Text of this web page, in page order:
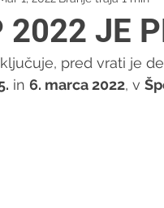
2022 JE
pred vrati je
in 6. marca 2022, v